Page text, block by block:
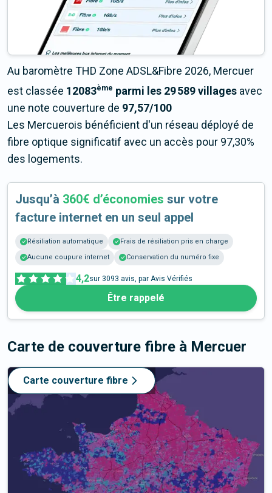
Au baromètre THD Zone ADSL&Fibre 2026, Mercuer
est classée 12083ème parmi les 29 589 villages avec
une note couverture de 97,57/100
Les Mercuerois bénéficient d'un réseau déployé de
fibre optique significatif avec un accès pour 97,30%
des logements.
Jusqu’à 360€ d’économies sur votre
facture internet en un seul appel
Résiliation automatique
Frais de résiliation pris en charge
Aucune coupure internet
Conservation du numéro fixe
4,2sur 3093 avis, par Avis Vérifiés
Être rappelé
Carte de couverture fibre à Mercuer
Carte couverture fibre